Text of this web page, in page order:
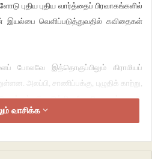
புதிய புதிய வார்த்தைப் பிரவாகங்களில்
இயல்பை வெளிப்படுத்துவதில் கவிதைகள்
போலவே இத்தொகுப்பிலும் கிராமியப்
அலப்பி, சாணிப்பக்கு, புழுதிக் காற்று,
சொடுக்கி, சீவாலி, முகங்குராவி,
ஒரப்பு வெயில், வேணாப்பரித்த வெயில்,
வாசிக்க